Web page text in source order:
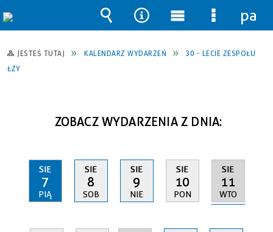
JESTEŚ TUTAJ KALENDARZ WYDARZEŃ
30 - LECIE ZESPOŁU
ŁZY
ZOBACZ WYDARZENIA Z DNIA:
SIE
7
PIĄ
SIE
8
SOB
SIE
9
NIE
SIE
10
PON
SIE
11
WTO
Wyszukiwarka
Narzędzia
Menu
główne
Menu